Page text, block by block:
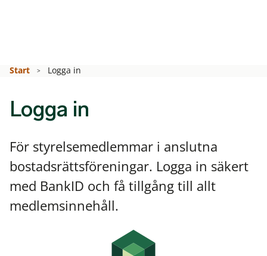
Start Logga in
Logga in
För styrelsemedlemmar i anslutna
bostadsrättsföreningar. Logga in säkert
med BankID och få tillgång till allt
medlemsinnehåll.